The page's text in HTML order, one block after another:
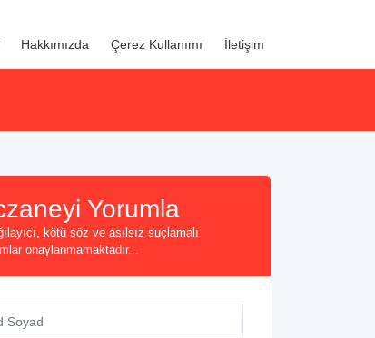
Hakkımızda Çerez Kullanımı İletişim
Yorumla
kötü söz ve asılsız suçlamalı
onaylanmamaktadır...